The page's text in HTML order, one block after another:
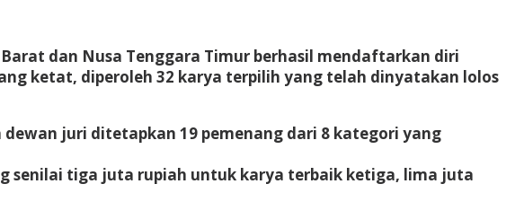
dan Nusa Tenggara Timur berhasil mendaftarkan diri
ketat, diperoleh 32 karya terpilih yang telah dinyatakan lolos
juri ditetapkan 19 pemenang dari 8 kategori yang
senilai tiga juta rupiah untuk karya terbaik ketiga, lima juta